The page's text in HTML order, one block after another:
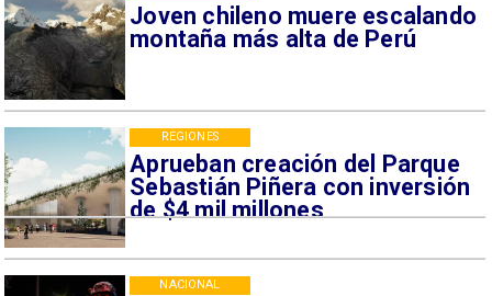
Joven chileno muere escalando
montaña más alta de Perú
Aprueban creación del Parque
Sebastián Piñera con inversión
de $4 mil millones
REGIONES
NACIONAL